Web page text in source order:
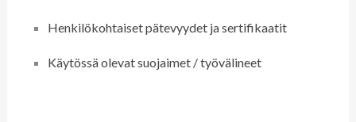
Henkilökohtaiset pätevyydet ja sertifikaatit
Käytössä olevat suojaimet / työvälineet